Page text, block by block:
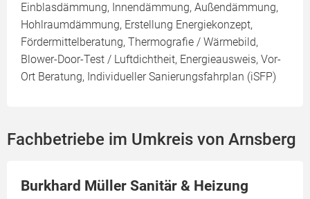
Einblasdämmung, Innendämmung, Außendämmung,
Hohlraumdämmung, Erstellung Energiekonzept,
Fördermittelberatung, Thermografie / Wärmebild,
Blower-Door-Test / Luftdichtheit, Energieausweis, Vor-
Ort Beratung, Individueller Sanierungsfahrplan (iSFP)
Fachbetriebe im Umkreis von Arnsberg
Burkhard Müller Sanitär & Heizung